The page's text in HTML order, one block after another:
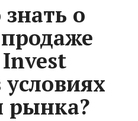
о
рынка?